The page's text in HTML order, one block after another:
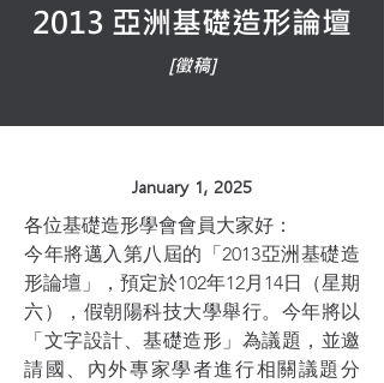
2013 亞洲基礎造形論壇
[徵稿]
January 1, 2025
各位基礎造形學會會員大家好：
今年將邁入第八屆的「2013亞洲基礎造
形論壇」，預定於102年12月14日（星期
六），假朝陽科技大學舉行。今年將以
「文字設計、基礎造形」為議題，並邀
請國、內外專家學者進行相關議題分